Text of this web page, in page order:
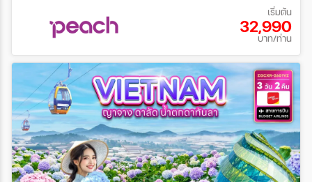
เริ่มต้น
32,990
บาท/ท่าน